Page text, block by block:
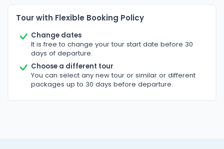
Tour with Flexible Booking Policy
Change dates
It is free to change your tour start date before 30
days of departure.
Choose a different tour
You can select any new tour or similar or different
packages up to 30 days before departure.